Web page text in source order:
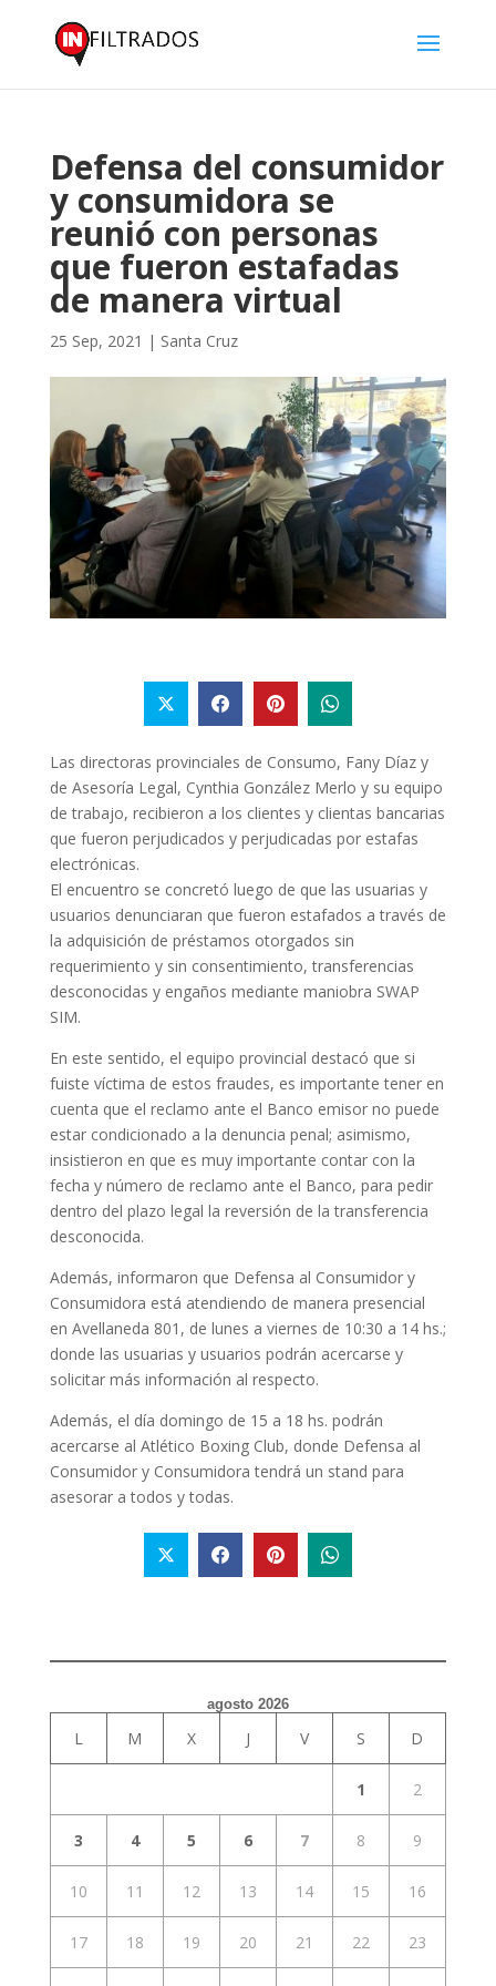
Defensa del consumidor
y consumidora se
reunió con personas
que fueron estafadas
de manera virtual
25 Sep, 2021 | Santa Cruz
Las directoras provinciales de Consumo, Fany Díaz y
de Asesoría Legal, Cynthia González Merlo y su equipo
de trabajo, recibieron a los clientes y clientas bancarias
que fueron perjudicados y perjudicadas por estafas
electrónicas.
El encuentro se concretó luego de que las usuarias y
usuarios denunciaran que fueron estafados a través de
la adquisición de préstamos otorgados sin
requerimiento y sin consentimiento, transferencias
desconocidas y engaños mediante maniobra SWAP
SIM.
En este sentido, el equipo provincial destacó que si
fuiste víctima de estos fraudes, es importante tener en
cuenta que el reclamo ante el Banco emisor no puede
estar condicionado a la denuncia penal; asimismo,
insistieron en que es muy importante contar con la
fecha y número de reclamo ante el Banco, para pedir
dentro del plazo legal la reversión de la transferencia
desconocida.
Además, informaron que Defensa al Consumidor y
Consumidora está atendiendo de manera presencial
en Avellaneda 801, de lunes a viernes de 10:30 a 14 hs.;
donde las usuarias y usuarios podrán acercarse y
solicitar más información al respecto.
Además, el día domingo de 15 a 18 hs. podrán
acercarse al Atlético Boxing Club, donde Defensa al
Consumidor y Consumidora tendrá un stand para
asesorar a todos y todas.
agosto 2026
L M X J V S D
1 2
3 4 5 6 7 8 9
10 11 12 13 14 15 16
17 18 19 20 21 22 23